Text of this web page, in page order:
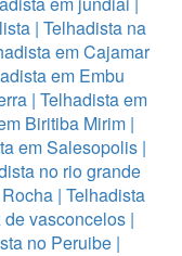
| Telhadista na
em Cajamar
em Embu
| Telhadista em
Biritiba Mirim|
em Salesopolis |
no rio grande
| Telhadista
de vasconcelos |
no Peruibe |